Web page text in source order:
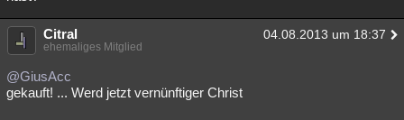
Citral 04.08.2013 um 18:37
ehemaliges Mitglied
@GiusAcc
gekauft! ... Werd jetzt vernünftiger Christ